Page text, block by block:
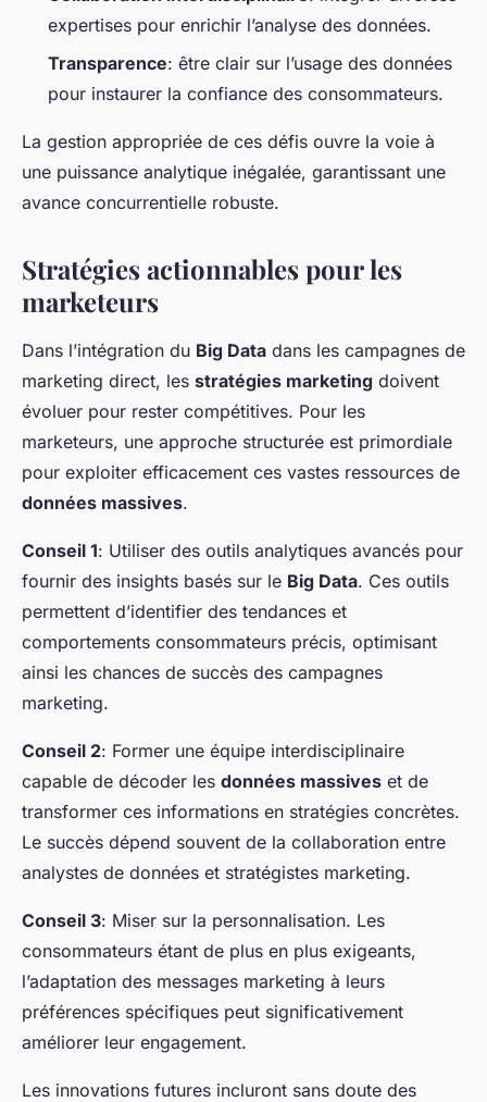
expertises pour enrichir l’analyse des données.
Transparence: être clair sur l’usage des données
pour instaurer la confiance des consommateurs.
La gestion appropriée de ces défis ouvre la voie à
une puissance analytique inégalée, garantissant une
avance concurrentielle robuste.
Stratégies actionnables pour les
marketeurs
Dans l’intégration du Big Data dans les campagnes de
marketing direct, les stratégies marketing doivent
évoluer pour rester compétitives. Pour les
marketeurs, une approche structurée est primordiale
pour exploiter efficacement ces vastes ressources de
données massives.
Conseil 1: Utiliser des outils analytiques avancés pour
fournir des insights basés sur le Big Data. Ces outils
permettent d’identifier des tendances et
comportements consommateurs précis, optimisant
ainsi les chances de succès des campagnes
marketing.
Conseil 2: Former une équipe interdisciplinaire
capable de décoder les données massives et de
transformer ces informations en stratégies concrètes.
Le succès dépend souvent de la collaboration entre
analystes de données et stratégistes marketing.
Conseil 3: Miser sur la personnalisation. Les
consommateurs étant de plus en plus exigeants,
l’adaptation des messages marketing à leurs
préférences spécifiques peut significativement
améliorer leur engagement.
Les innovations futures incluront sans doute des